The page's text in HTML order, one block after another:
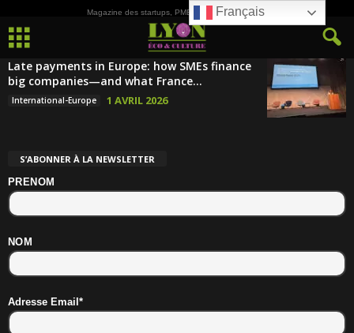
Magazine des startups, PME, ETI et de la Culture
Late payments in Europe: how SMEs finance
big companies—and what France...
International-Europe 1 AVRIL 2026
S’ABONNER À LA NEWSLETTER
PRENOM
NOM
Adresse Email*
Français